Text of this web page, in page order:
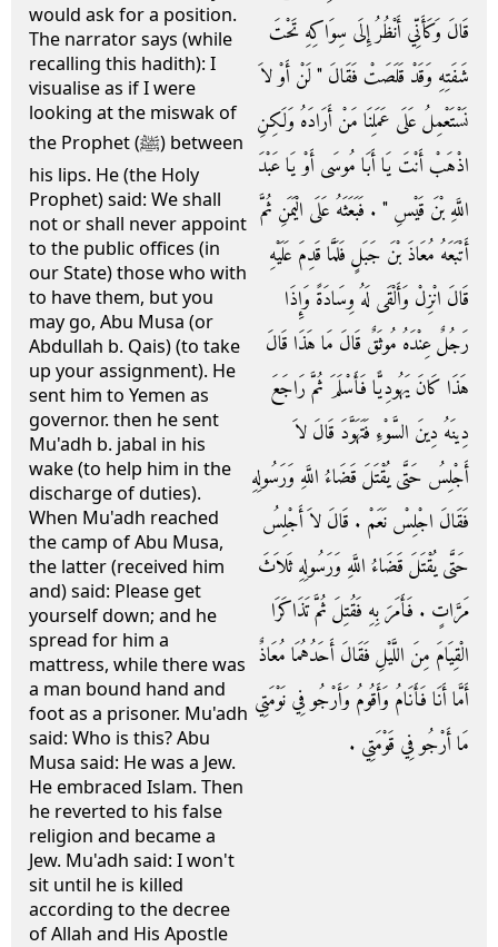
would ask for a position.
The narrator says (while
recalling this hadith): I
visualise as if I were
looking at the miswak of
the Prophet (ﷺ) between
his lips. He (the Holy
Prophet) said: We shall
not or shall never appoint
to the public offices (in
our State) those who with
to have them, but you
may go, Abu Musa (or
Abdullah b. Qais) (to take
up your assignment). He
sent him to Yemen as
governor. then he sent
Mu'adh b. jabal in his
wake (to help him in the
discharge of duties).
When Mu'adh reached
the camp of Abu Musa,
the latter (received him
and) said: Please get
yourself down; and he
spread for him a
mattress, while there was
a man bound hand and
foot as a prisoner. Mu'adh
said: Who is this? Abu
Musa said: He was a Jew.
He embraced Islam. Then
he reverted to his false
religion and became a
Jew. Mu'adh said: I won't
sit until he is killed
according to the decree
of Allah and His Apostle
قَالَ وَكَأَنِّي أَنْظُرُ إِلَى سِوَاكِهِ تَحْتَ
شَفَتِهِ وَقَدْ قَلَصَتْ فَقَالَ ‏"‏ لَنْ أَوْ لاَ
نَسْتَعْمِلُ عَلَى عَمَلِنَا مَنْ أَرَادَهُ وَلَكِنِ
اذْهَبْ أَنْتَ يَا أَبَا مُوسَى أَوْ يَا عَبْدَ
اللَّهِ بْنَ قَيْسِ ‏"‏ ‏.‏ فَبَعَثَهُ عَلَى الْيَمَنِ ثُمَّ
أَتْبَعَهُ مُعَاذَ بْنَ جَبَلٍ فَلَمَّا قَدِمَ عَلَيْهِ
قَالَ انْزِلْ وَأَلْقَى لَهُ وِسَادَةً وَإِذَا
رَجُلٌ عِنْدَهُ مُوثَقٌ قَالَ مَا هَذَا قَالَ
هَذَا كَانَ يَهُودِيًّا فَأَسْلَمَ ثُمَّ رَاجَعَ
دِينَهُ دِينَ السَّوْءِ فَتَهَوَّدَ قَالَ لاَ
أَجْلِسُ حَتَّى يُقْتَلَ قَضَاءُ اللَّهِ وَرَسُولِهِ
فَقَالَ اجْلِسْ نَعَمْ ‏.‏ قَالَ لاَ أَجْلِسُ
حَتَّى يُقْتَلَ قَضَاءُ اللَّهِ وَرَسُولِهِ ثَلاَثَ
مَرَّاتٍ ‏.‏ فَأَمَرَ بِهِ فَقُتِلَ ثُمَّ تَذَاكَرَا
الْقِيَامَ مِنَ اللَّيْلِ فَقَالَ أَحَدُهُمَا مُعَاذٌ
أَمَّا أَنَا فَأَنَامُ وَأَقُومُ وَأَرْجُو فِي نَوْمَتِي
مَا أَرْجُو فِي قَوْمَتِي ‏.‏